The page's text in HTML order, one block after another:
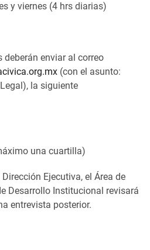
y viernes (4 hrs diarias)
deberán enviar al correo
(con el asunto:
la siguiente
una cuartilla)
Ejecutiva, el Área de
Desarrollo Institucional revisará
entrevista posterior.